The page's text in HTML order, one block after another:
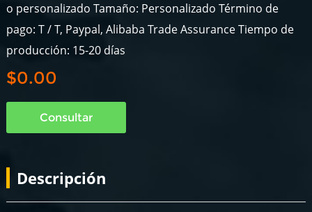
o personalizado Tamaño: Personalizado Término de
pago: T / T, Paypal, Alibaba Trade Assurance Tiempo de
producción: 15-20 días
$0.00
Consultar
Descripción